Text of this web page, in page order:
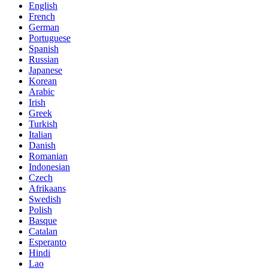
English
French
German
Portuguese
Spanish
Russian
Japanese
Korean
Arabic
Irish
Greek
Turkish
Italian
Danish
Romanian
Indonesian
Czech
Afrikaans
Swedish
Polish
Basque
Catalan
Esperanto
Hindi
Lao